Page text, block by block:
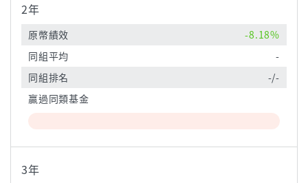
2年
原幣績效
-8.18%
同組平均
-
同組排名
-/-
贏過同類基金
3年